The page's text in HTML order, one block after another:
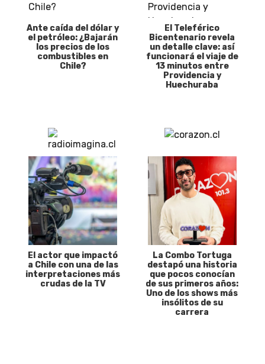
Ante caída del dólar y
el petróleo: ¿Bajarán
los precios de los
combustibles en
Chile?
El Teleférico
Bicentenario revela
un detalle clave: así
funcionará el viaje de
13 minutos entre
Providencia y
Huechuraba
El actor que impactó
a Chile con una de las
interpretaciones más
crudas de la TV
La Combo Tortuga
destapó una historia
que pocos conocían
de sus primeros años:
Uno de los shows más
insólitos de su
carrera